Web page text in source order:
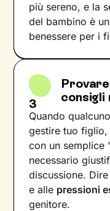
più sereno, e la
del bambino è
benessere per i
3
consigli
Quando
gestire tuo
con un semplice
necessario
discussione.
e alle pressioni
genitore.